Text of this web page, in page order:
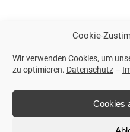
Cookie-
Wir verwenden Cookies, um
zu optimieren. Datenschutz –
Cookies
Weitere Links
Impressum